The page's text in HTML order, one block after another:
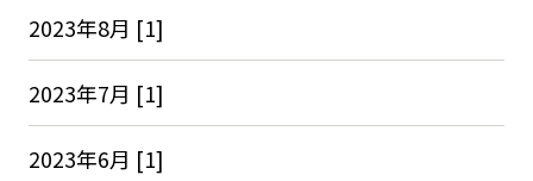
2023年8月 [1]
2023年7月 [1]
2023年6月 [1]